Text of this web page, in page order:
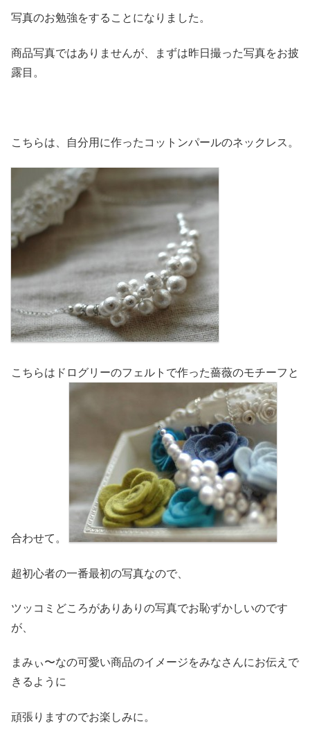
写真のお勉強をすることになりました。
商品写真ではありませんが、まずは昨日撮った写真をお披
露目。
こちらは、自分用に作ったコットンパールのネックレス。
こちらはドログリーのフェルトで作った薔薇のモチーフと
合わせて。
超初心者の一番最初の写真なので、
ツッコミどころがありありの写真でお恥ずかしいのです
が、
まみぃ〜なの可愛い商品のイメージをみなさんにお伝えで
きるように
頑張りますのでお楽しみに。